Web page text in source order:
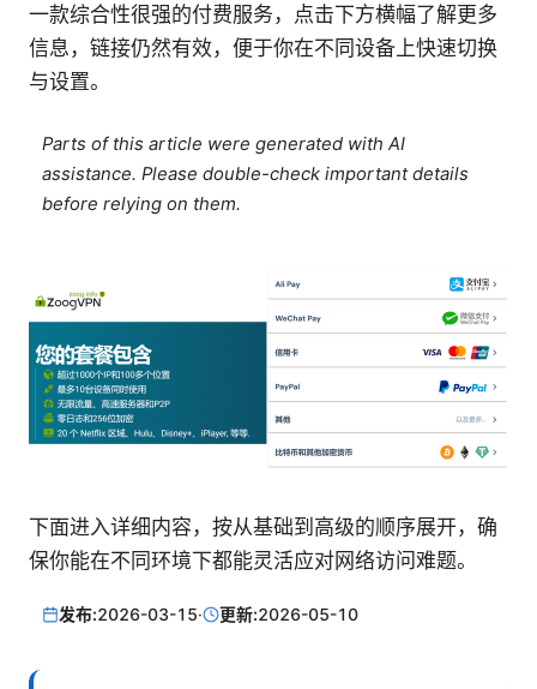
一款综合性很强的付费服务，点击下方横幅了解更多
信息，链接仍然有效，便于你在不同设备上快速切换
与设置。
Parts of this article were generated with AI
assistance. Please double-check important details
before relying on them.
下面进入详细内容，按从基础到高级的顺序展开，确
保你能在不同环境下都能灵活应对网络访问难题。
发布:2026-03-15· 更新:2026-05-10